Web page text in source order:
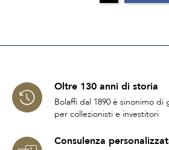
Oltre 130 anni di storia
Bolaffi dal 1890 è sinonimo di
per collezionisti e investitori
Consulenza